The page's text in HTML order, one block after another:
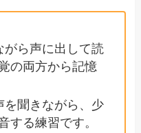
がら声に出して読
の両方から記憶
を聞きながら、少
する練習です。